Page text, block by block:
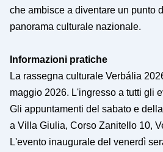
che ambisce a diventare un punto
panorama culturale nazionale.
Informazioni pratiche
La rassegna culturale Verbália
maggio 2026. L'ingresso a tutti gli
Gli appuntamenti del sabato e
a Villa Giulia, Corso Zanitello 10,
L'evento inaugurale del venerdì